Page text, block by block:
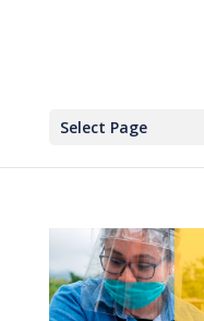
Select Page